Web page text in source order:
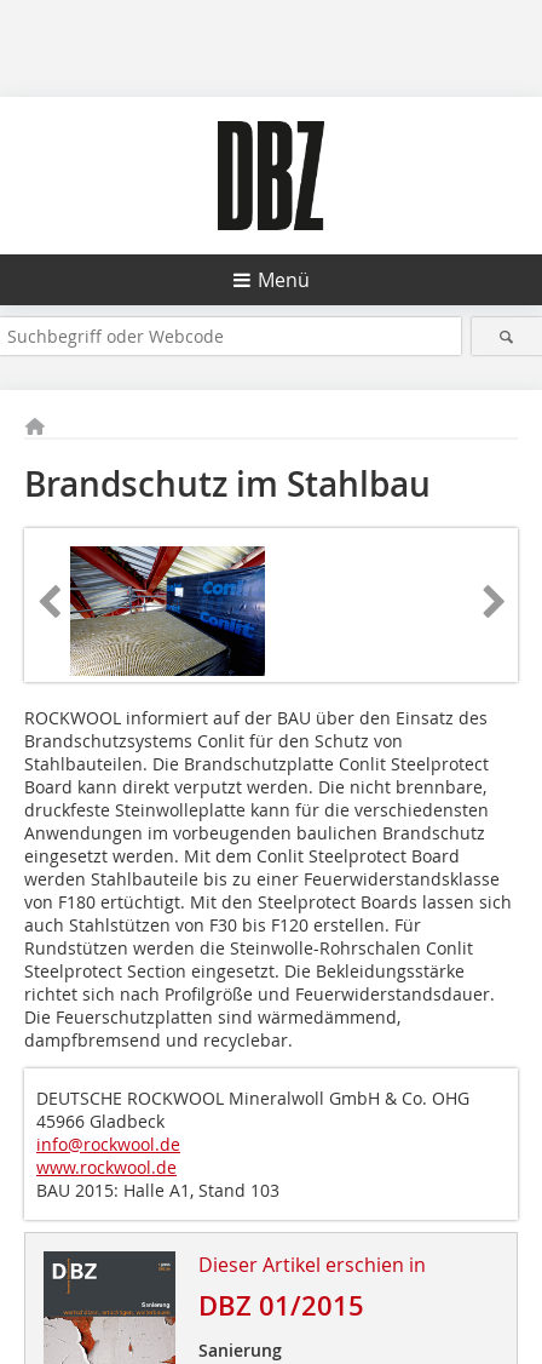
Menü
Brandschutz im Stahlbau
ROCKWOOL informiert auf der BAU über den Einsatz des
Brandschutzsystems Conlit für den Schutz von
Stahlbauteilen. Die Brandschutzplatte Conlit Steelprotect
Board kann direkt verputzt werden. Die nicht brennbare,
druckfeste Steinwolleplatte kann für die verschiedensten
Anwendungen im vorbeugenden baulichen Brandschutz
eingesetzt werden. Mit dem Conlit Steelprotect Board
werden Stahlbauteile bis zu einer Feuerwiderstandsklasse
von F180 ertüchtigt. Mit den Steelprotect Boards lassen sich
auch Stahlstützen von F30 bis F120 erstellen. Für
Rundstützen werden die Steinwolle-Rohrschalen Conlit
Steelprotect Section eingesetzt. Die Bekleidungsstärke
richtet sich nach Profilgröße und Feuerwiderstandsdauer.
Die Feuerschutzplatten sind wärmedämmend,
dampfbremsend und recyclebar.
DEUTSCHE ROCKWOOL Mineralwoll GmbH & Co. OHG
45966 Gladbeck
info@rockwool.de
www.rockwool.de
BAU 2015: Halle A1, Stand 103
Dieser Artikel erschien in
DBZ 01/2015
Sanierung